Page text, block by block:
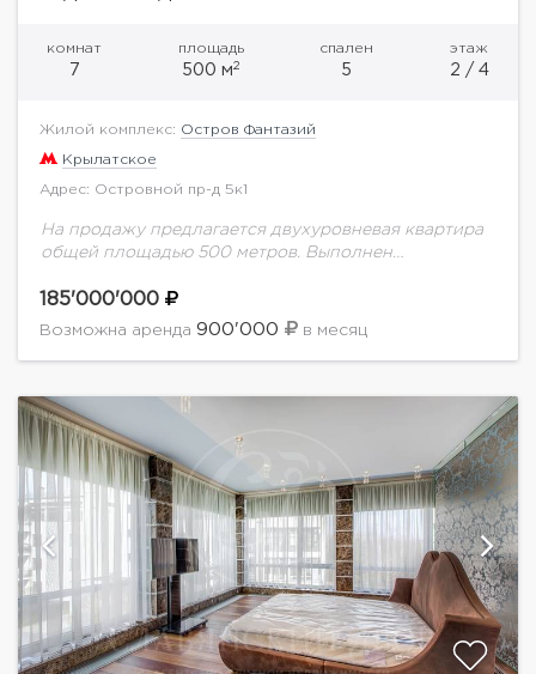
комнат
7
площадь
500 м2
спален
5
этаж
2 / 4
Жилой комплекс: Остров Фантазий
Крылатское
Адрес: Островной пр-д 5к1
На продажу предлагается двухуровневая квартира
общей площадью 500 метров. Выполнен
На первом уроне с потолками в 3.5 метра
расположилась просторная гостиная, зимний...
185'000'000
Возможна аренда 900'000 в месяц